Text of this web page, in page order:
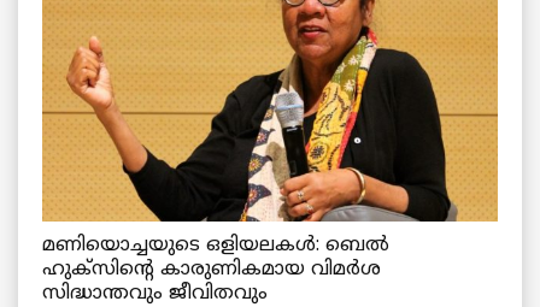
മണിയൊച്ചയുടെ ഒളിയലകൾ: ബെൽ
ഹുക്സിന്റെ കാരുണികമായ വിമർശ
സിദ്ധാന്തവും ജീവിതവും